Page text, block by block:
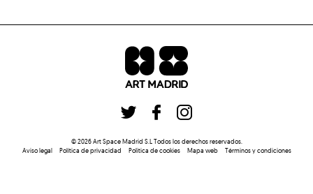
©2026Art Space Madrid S.L Todos los derechos reservados.
Aviso legal
Política de privacidad Politica de cookies Mapa web Términos y condiciones